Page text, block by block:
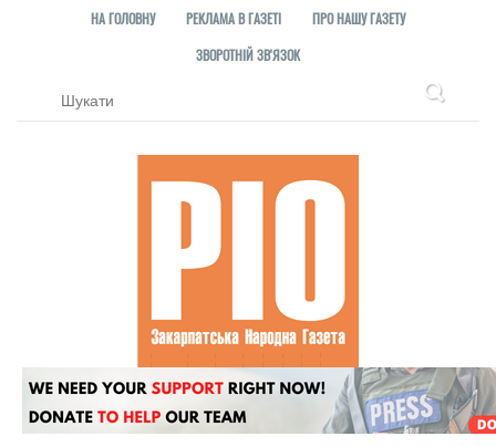
НА ГОЛОВНУ РЕКЛАМА В ГАЗЕТІ
ПРО НАШУ ГАЗЕТУ
ЗВОРОТНІЙ ЗВ'ЯЗОК